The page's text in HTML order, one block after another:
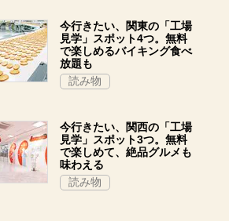
今行きたい、関東の「工場
見学」スポット4つ。無料
で楽しめるバイキング食べ
放題も
読み物
今行きたい、関西の「工場
見学」スポット3つ。無料
で楽しめて、絶品グルメも
味わえる
読み物